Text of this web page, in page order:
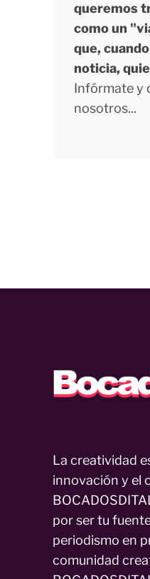
queremos
como un
que,
noticia,
Infórmate y
nosotros...
La creatividad
innovación y el
por ser tu
periodismo en
comunidad